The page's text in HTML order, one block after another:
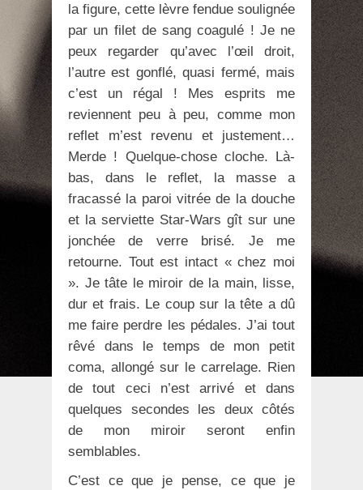
la figure, cette lèvre fendue soulignée
par un filet de sang coagulé ! Je ne
peux regarder qu’avec l’œil droit,
l’autre est gonflé, quasi fermé, mais
c’est un régal ! Mes esprits me
reviennent peu à peu, comme mon
reflet m’est revenu et justement…
Merde ! Quelque-chose cloche. Là-
bas, dans le reflet, la masse a
fracassé la paroi vitrée de la douche
et la serviette Star-Wars gît sur une
jonchée de verre brisé. Je me
retourne. Tout est intact « chez moi
». Je tâte le miroir de la main, lisse,
dur et frais. Le coup sur la tête a dû
me faire perdre les pédales. J’ai tout
rêvé dans le temps de mon petit
coma, allongé sur le carrelage. Rien
de tout ceci n’est arrivé et dans
quelques secondes les deux côtés
de mon miroir seront enfin
semblables.
C’est ce que je pense, ce que je